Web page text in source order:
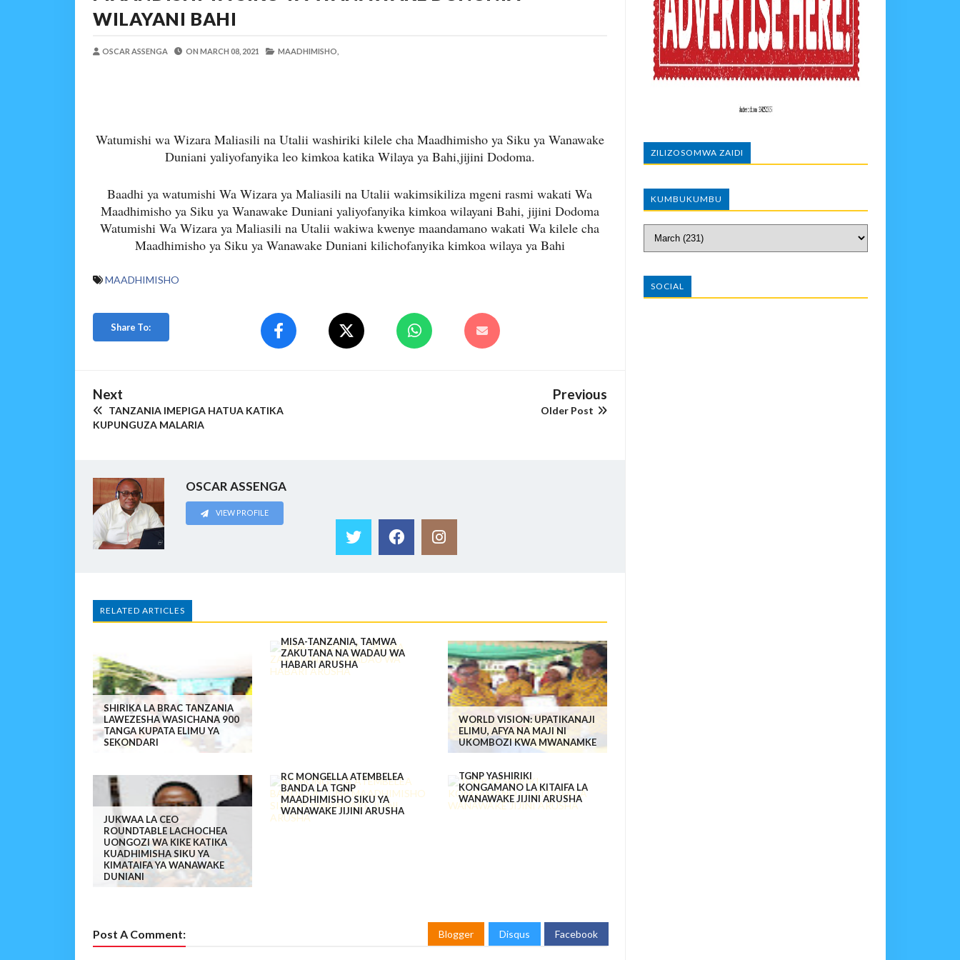
MSUMBA
WANAFUNZI WA MTEMI MAZENGO WATOA ELIMU YA VIPIMO KWA NAIBU WAZIRI LONDO NANE NANE
WATUMISHI WA WIZARA YA FEDHA WATAKIWA KUZINGATIA WELEDI NA MAADILI KATIKA UTOAJI WA HUDUMA NANENANE
MSUMBA Aug 07 2026
KIELELEZO KIPYA CHA VIWANGO VYA FAIDA VYA DHAMANA ZA SERIKALI KUBORESHA UWAZI NA UWEKEZAJI.
TBS YASISITIZA UBORA WA BIDHAA KUWA CHACHU YA BIASHARA NA ULINZI WA MLAJI
Alex Sonna Aug 07 2026
WILAYANI BAHI
OSCAR ASSENGA ON MARCH 08, 2021 MAADHIMISHO,
Watumishi wa Wizara Maliasili na Utalii washiriki kilele cha Maadhimisho ya Siku ya Wanawake
Duniani yaliyofanyika leo kimkoa katika Wilaya ya Bahi,jijini Dodoma.
Baadhi ya watumishi Wa Wizara ya Maliasili na Utalii wakimsikiliza mgeni rasmi wakati Wa
Maadhimisho ya Siku ya Wanawake Duniani yaliyofanyika kimkoa wilayani Bahi, jijini Dodoma
Watumishi Wa Wizara ya Maliasili na Utalii wakiwa kwenye maandamano wakati Wa kilele cha
Maadhimisho ya Siku ya Wanawake Duniani kilichofanyika kimkoa wilaya ya Bahi
MAADHIMISHO
Share To:
Next
TANZANIA IMEPIGA HATUA KATIKA
KUPUNGUZA MALARIA
Previous
Older Post
OSCAR ASSENGA
VIEW PROFILE
RELATED ARTICLES
SHIRIKA LA BRAC TANZANIA
LAWEZESHA WASICHANA 900
TANGA KUPATA ELIMU YA
SEKONDARI
MISA-TANZANIA, TAMWA
ZAKUTANA NA WADAU WA
HABARI ARUSHA
WORLD VISION: UPATIKANAJI
ELIMU, AFYA NA MAJI NI
UKOMBOZI KWA MWANAMKE
JUKWAA LA CEO
ROUNDTABLE LACHOCHEA
UONGOZI WA KIKE KATIKA
KUADHIMISHA SIKU YA
KIMATAIFA YA WANAWAKE
DUNIANI
RC MONGELLA ATEMBELEA
BANDA LA TGNP
MAADHIMISHO SIKU YA
WANAWAKE JIJINI ARUSHA
TGNP YASHIRIKI
KONGAMANO LA KITAIFA LA
WANAWAKE JIJINI ARUSHA
Post A Comment: Blogger Disqus Facebook
ZILIZOSOMWA ZAIDI
KUMBUKUMBU
SOCIAL